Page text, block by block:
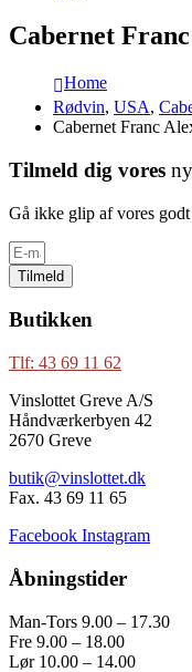
Cabernet
Home
Rødvin, USA,
Cabernet Franc
Tilmeld dig vores
Gå ikke glip af vores
Tilmeld
Butikken
Tlf: 43 69 11 62
Vinslottet Greve A/S
Håndværkerbyen 42
2670 Greve
butik@vinslottet.dk
Fax. 43 69 11 65
Facebook Instagram
Åbningstider
Man-Tors 9.00 – 17.30
Fre 9.00 – 18.00
Lør 10.00 – 14.00